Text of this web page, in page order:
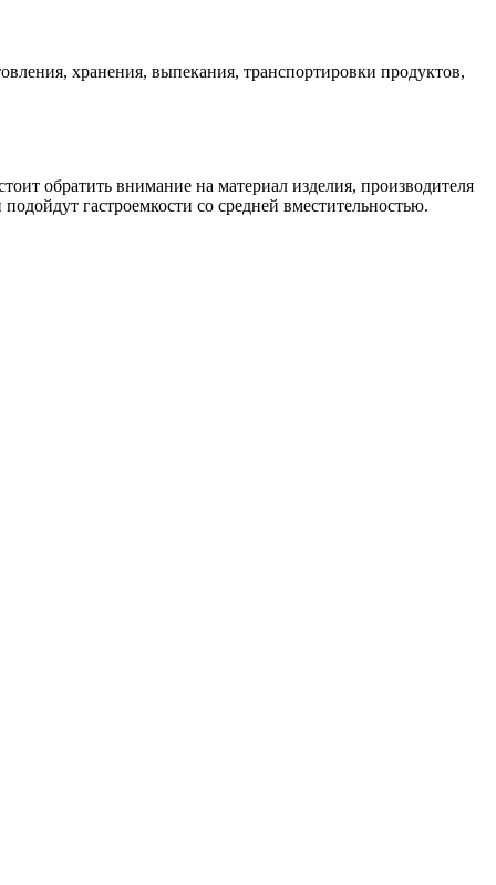
хранения, выпекания, транспортировки продуктов,
обратить внимание на материал изделия, производителя
гастроемкости со средней вместительностью.